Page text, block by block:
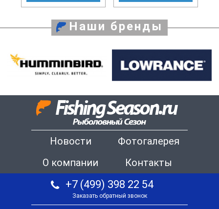
Наши бренды
Новости
Фотогалерея
О компании
Контакты
+7 (499) 398 22 54
Заказать обратный звонок